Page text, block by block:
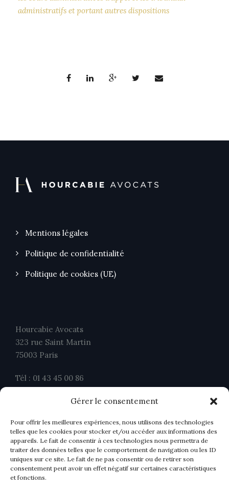
Gérer le consentement
Pour offrir les meilleures expériences, nous utilisons des technologies
telles que les cookies pour stocker et/ou accéder aux informations des
appareils. Le fait de consentir à ces technologies nous permettra de
traiter des données telles que le comportement de navigation ou les ID
uniques sur ce site. Le fait de ne pas consentir ou de retirer son
consentement peut avoir un effet négatif sur certaines caractéristiques
et fonctions.
administratifs et portant autres dispositions
Mentions légales
Politique de confidentialité
Politique de cookies (UE)
Hourcabie Avocats
323 rue Saint Martin
75003 Paris
Tél : 01 43 45 00 86
contact@ahavocats.fr